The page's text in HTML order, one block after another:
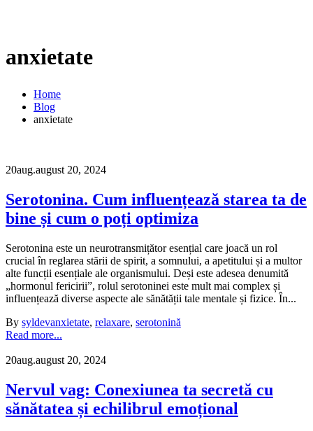
anxietate
Home
Blog
anxietate
20aug.august 20, 2024
Serotonina. Cum influențează starea ta de
bine și cum o poți optimiza
Serotonina este un neurotransmițător esențial care joacă un rol
crucial în reglarea stării de spirit, a somnului, a apetitului și a multor
alte funcții esențiale ale organismului. Deși este adesea denumită
„hormonul fericirii”, rolul serotoninei este mult mai complex și
influențează diverse aspecte ale sănătății tale mentale și fizice. În...
By syldevanxietate, relaxare, serotonină
Read more...
20aug.august 20, 2024
Nervul vag: Conexiunea ta secretă cu
sănătatea și echilibrul emoțional